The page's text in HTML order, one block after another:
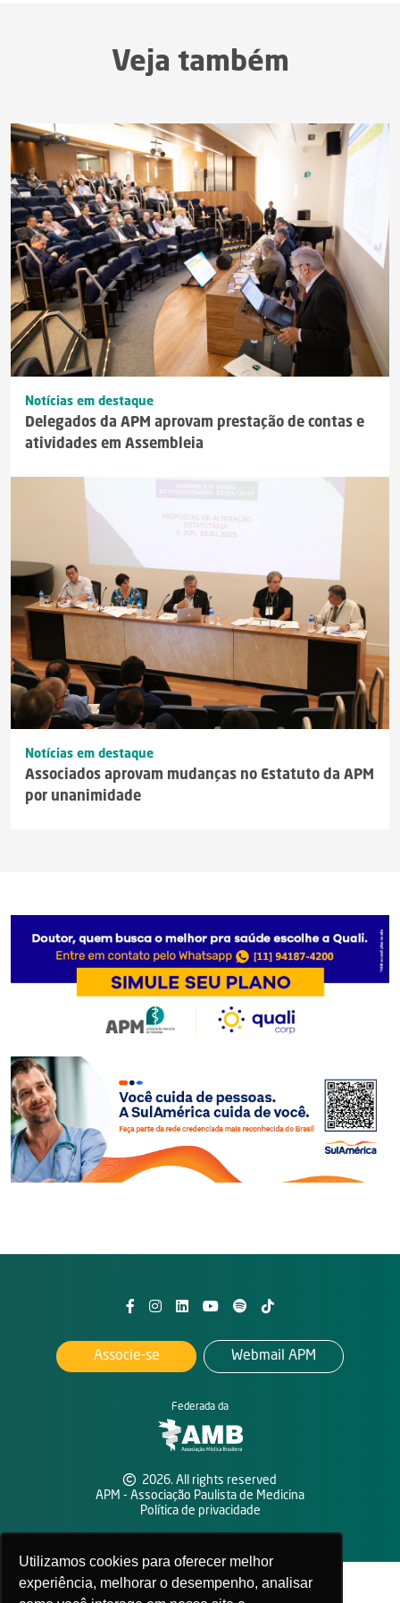
Utilizamos cookies para oferecer melhor
experiência, melhorar o desempenho, analisar
Veja também
Notícias em destaque
Delegados da APM aprovam prestação de contas e
atividades em Assembleia
Notícias em destaque
Associados aprovam mudanças no Estatuto da APM
por unanimidade
2026. All rights reserved
APM - Associação Paulista de Medicina
Política de privacidade
Federada da
Associe-se Webmail APM